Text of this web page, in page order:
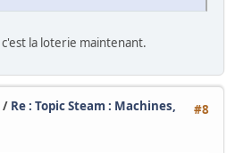
la loterie maintenant.
#8
/ Re : Topic Steam : Machines,